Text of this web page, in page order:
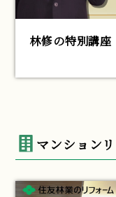
林修の特別講
マンション